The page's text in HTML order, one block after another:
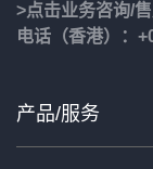
>点击业务咨询/
电话（香港）：
产品/服务